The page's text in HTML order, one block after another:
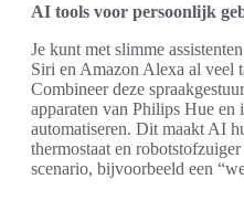
AI tools voor persoonlijk
Je kunt met slimme
Siri en Amazon Alexa al veel
Combineer deze
apparaten van Philips Hue en
automatiseren. Dit maakt AI
thermostaat en
scenario, bijvoorbeeld een